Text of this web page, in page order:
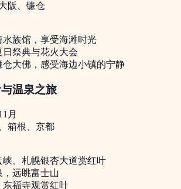
阪、镰仓
水族馆，享受海滩时光
日祭典与花火大会
仓大佛，感受海边小镇的宁静
温泉之旅
月
箱根、京都
峡、札幌银杏大道赏红叶
远眺富士山
东福寺观赏红叶